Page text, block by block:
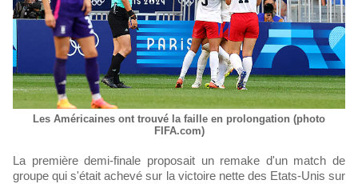
Les Américaines ont trouvé la faille en prolongation (photo
FIFA.com)
La première demi-finale proposait un remake d'un match de
groupe qui s'était achevé sur la victoire nette des Etats-Unis sur